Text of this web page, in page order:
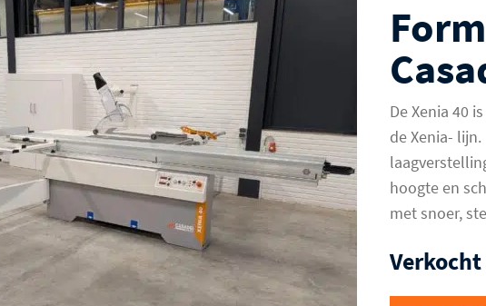
De Xenia 40
de Xenia-
hoogte en
met snoer,
Verkocht